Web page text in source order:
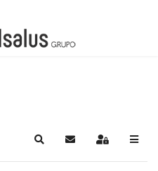
SearchSuscribirse a las
Sign In